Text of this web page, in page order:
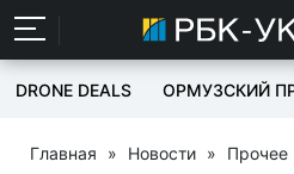
DRONE DEALS ОРМУЗСКИЙ
Главная » Новости » Прочее